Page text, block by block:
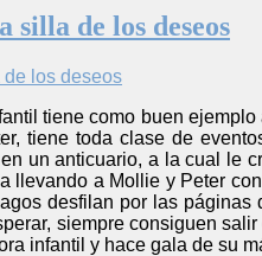
silla de los deseos
tiene como buen
tiene toda clase de
un anticuario, a la cual le
llevando a Mollie y Peter
desfilan por las
siempre consiguen
infantil y hace gala de su